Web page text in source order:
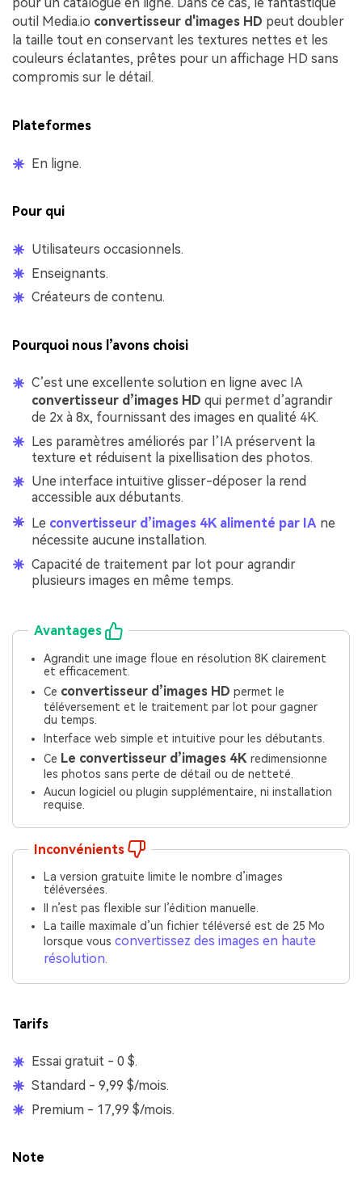
outil Media.io convertisseur d'images HD peut doubler
la taille tout en conservant les textures nettes et les
couleurs éclatantes, prêtes pour un affichage HD sans
compromis sur le détail.
Plateformes
En ligne.
Pour qui
Utilisateurs occasionnels.
Enseignants.
Créateurs de contenu.
Pourquoi nous l’avons choisi
C’est une excellente solution en ligne avec IA
convertisseur d’images HD qui permet d’agrandir
de 2x à 8x, fournissant des images en qualité 4K.
Les paramètres améliorés par l’IA préservent la
texture et réduisent la pixellisation des photos.
Une interface intuitive glisser-déposer la rend
accessible aux débutants.
Le convertisseur d’images 4K alimenté par IA ne
nécessite aucune installation.
Capacité de traitement par lot pour agrandir
plusieurs images en même temps.
Avantages
Agrandit une image floue en résolution 8K clairement
et efficacement.
Ce convertisseur d’images HDpermet le
téléversement et le traitement par lot pour gagner
du temps.
Interface web simple et intuitive pour les débutants.
Ce Le convertisseur d’images 4Kredimensionne
les photos sans perte de détail ou de netteté.
Aucun logiciel ou plugin supplémentaire, ni installation
requise.
Inconvénients
La version gratuite limite le nombre d’images
téléversées.
Il n’est pas flexible sur l’édition manuelle.
La taille maximale d’un fichier téléversé est de 25 Mo
lorsque vous convertissez des images en haute
résolution.
Tarifs
Essai gratuit - 0 $.
Standard - 9,99 $/mois.
Premium - 17,99 $/mois.
Note